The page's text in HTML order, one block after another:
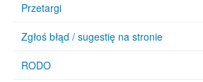
Przetargi
Zgłoś błąd / sugestię na stronie
RODO